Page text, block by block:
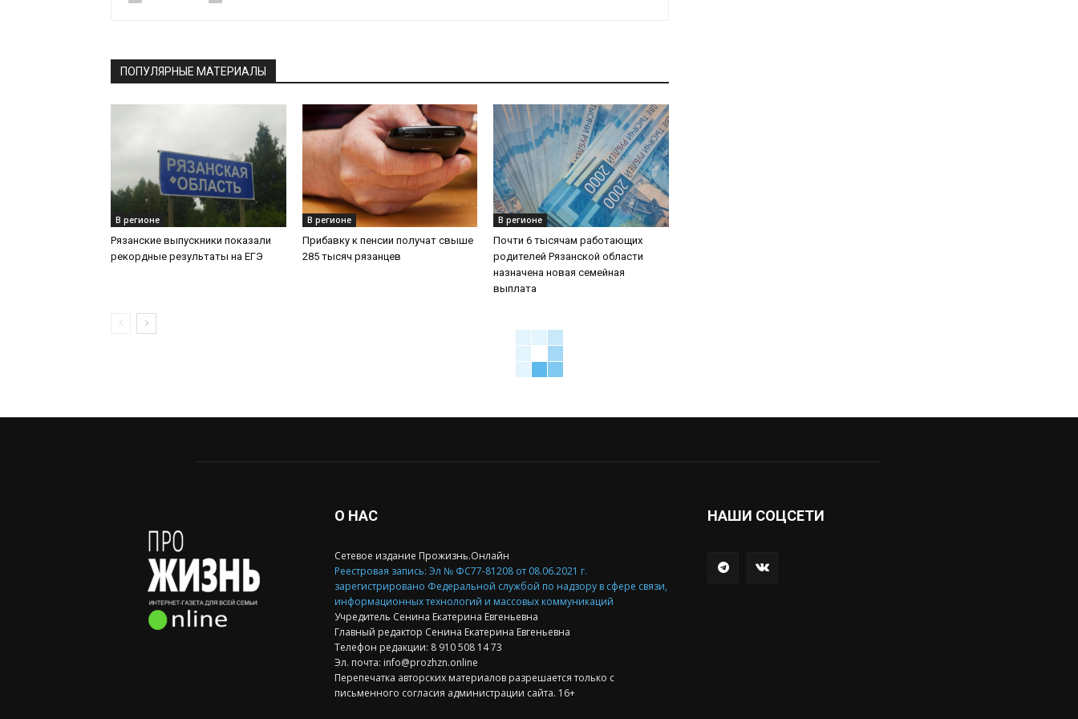
ПОПУЛЯРНЫЕ МАТЕРИАЛЫ
В регионе
Рязанские выпускники показали
рекордные результаты на ЕГЭ
В регионе
Прибавку к пенсии получат свыше
285 тысяч рязанцев
В регионе
Почти 6 тысячам работающих
родителей Рязанской области
назначена новая семейная
выплата
О НАС
Сетевое издание Прожизнь.Онлайн
Реестровая запись: Эл № ФС77-81208 от 08.06.2021 г.
зарегистрировано Федеральной службой по надзору в сфере связи,
информационных технологий и массовых коммуникаций
Учредитель Сенина Екатерина Евгеньевна
Главный редактор Сенина Екатерина Евгеньевна
Телефон редакции: 8 910 508 14 73
Эл. почта: info@prozhzn.online
Перепечатка авторских материалов разрешается только с
письменного согласия администрации сайта. 16+
НАШИ СОЦСЕТИ